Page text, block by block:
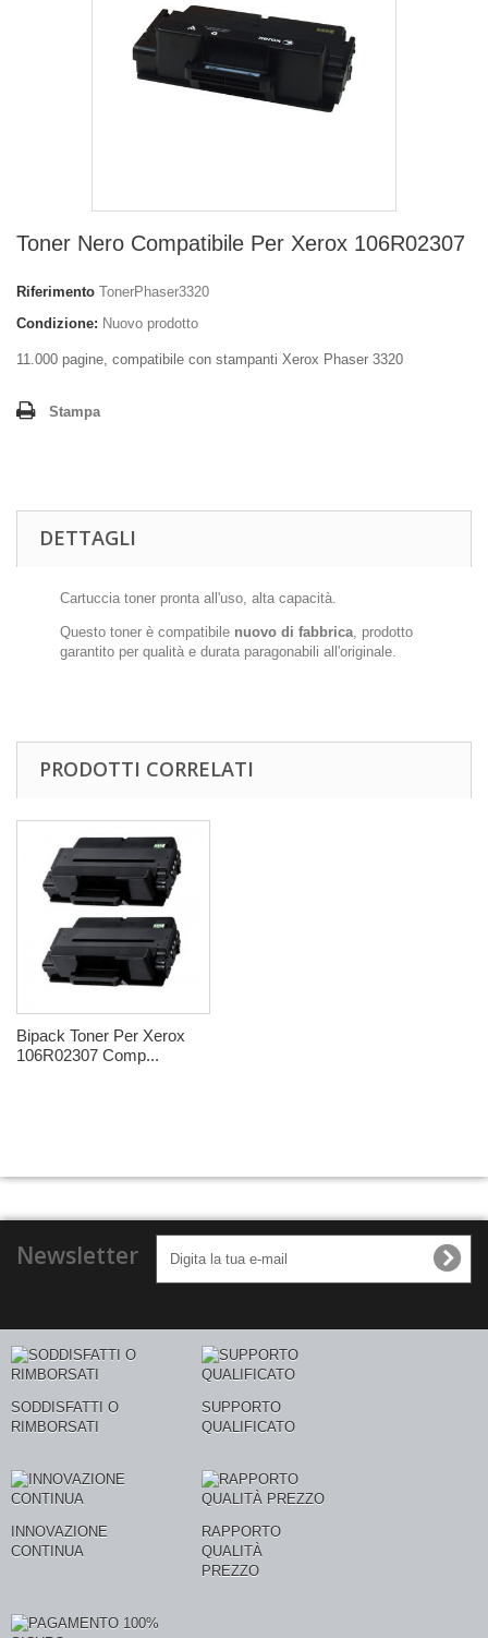
Toner Nero Compatibile Per Xerox 106R02307
Riferimento TonerPhaser3320
Condizione: Nuovo prodotto
11.000 pagine, compatibile con stampanti Xerox Phaser 3320
Stampa
DETTAGLI
Cartuccia toner pronta all'uso, alta capacità.
Questo toner è compatibile nuovo di fabbrica, prodotto
garantito per qualità e durata paragonabili all'originale.
PRODOTTI CORRELATI
Bipack Toner Per Xerox
106R02307 Comp...
Newsletter
SODDISFATTI O
RIMBORSATI
SUPPORTO
QUALIFICATO
INNOVAZIONE
CONTINUA
RAPPORTO
QUALITÀ
PREZZO